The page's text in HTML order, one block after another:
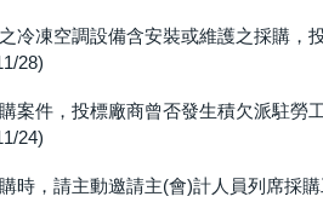
冷凍空調設備含安裝或維護之採購，
28)
案件，投標廠商曾否發生積欠派駐勞
24)
時，請主動邀請主(會)計人員列席採